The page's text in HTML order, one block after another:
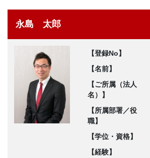
永島 太郎
【登録No】
【名前】
【ご所属（法人
名）】
【所属部署／役
職】
【学位・資格】
【経験】